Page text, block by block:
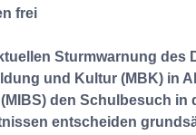
frei
Sturmwarnung des
und Kultur (MBK) in
den Schulbesuch in
entscheiden